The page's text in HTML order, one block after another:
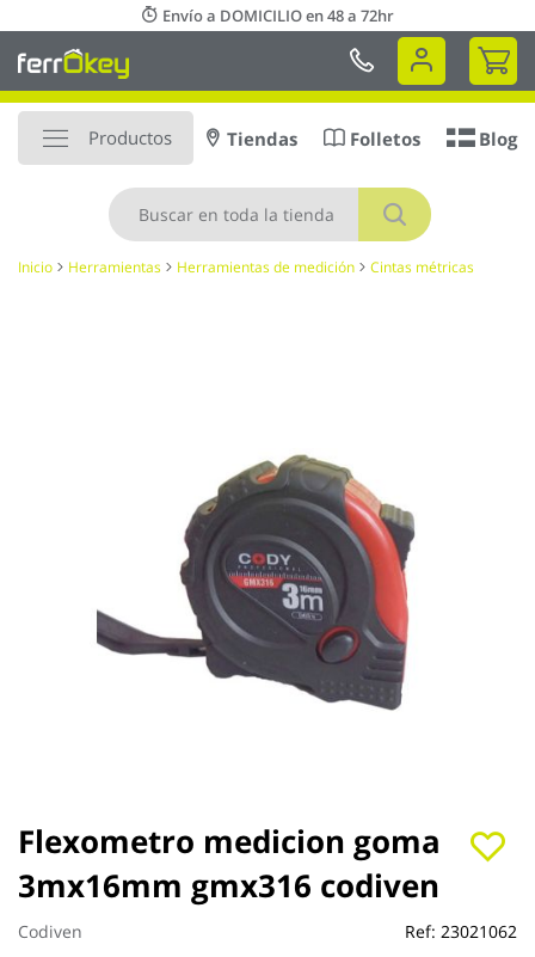
al
contenido
Envío a DOMICILIO en 48 a 72hr
Mi
Productos
Buscar
Tiendas Folletos Blog
Inicio Herramientas Herramientas de medición Cintas métricas
Flexometro medicion goma
3mx16mm gmx316 codiven
Codiven Ref: 23021062
Saltar
al
comienzo
de
la